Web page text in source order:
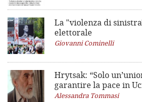
La "violenza di
elettorale
Giovanni Cominelli
Hrytsak: “Solo
garantire la pace in
Alessandra Tommasi